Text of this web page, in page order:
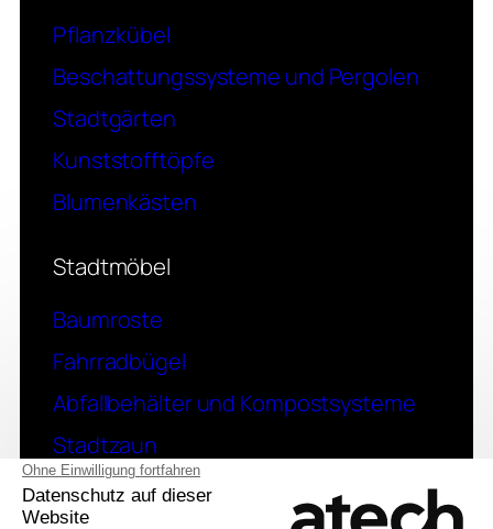
Pflanzkübel
Beschattungssysteme und Pergolen
Stadtgärten
Kunststofftöpfe
Blumenkästen
Stadtmöbel
Baumroste
Fahrradbügel
Abfallbehälter und Kompostsysteme
Stadtzaun
Kontakt